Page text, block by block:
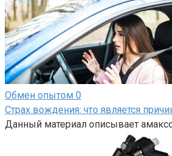
Обмен опытом 0
Страх вождения: что является
Данный материал описывает